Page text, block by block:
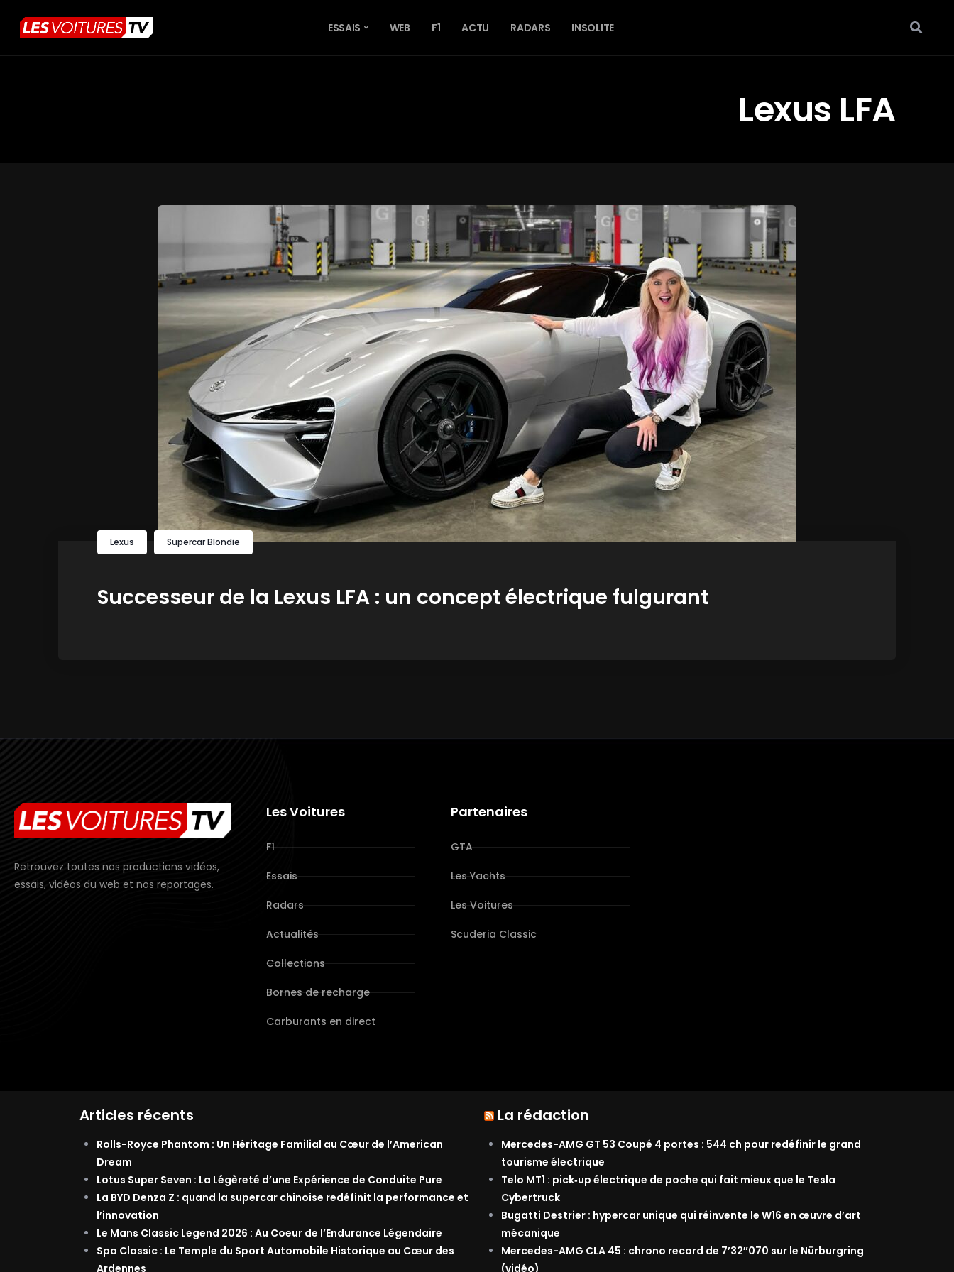
ESSAIS WEB F1 ACTU RADARS INSOLITE
Lexus LFA
Lexus Supercar Blondie
Successeur de la Lexus LFA : un concept électrique fulgurant
Retrouvez toutes nos productions vidéos,
essais, vidéos du web et nos reportages.
Les Voitures
F1
Essais
Radars
Actualités
Collections
Bornes de recharge
Carburants en direct
Partenaires
GTA
Les Yachts
Les Voitures
Scuderia Classic
Articles récents
Rolls-Royce Phantom : Un Héritage Familial au Cœur de l’American
Dream
Lotus Super Seven : La Légèreté d’une Expérience de Conduite Pure
La BYD Denza Z : quand la supercar chinoise redéfinit la performance et
l’innovation
Le Mans Classic Legend 2026 : Au Coeur de l’Endurance Légendaire
Spa Classic : Le Temple du Sport Automobile Historique au Cœur des
Ardennes
La rédaction
Mercedes-AMG GT 53 Coupé 4 portes : 544 ch pour redéfinir le grand
tourisme électrique
Telo MT1 : pick‑up électrique de poche qui fait mieux que le Tesla
Cybertruck
Bugatti Destrier : hypercar unique qui réinvente le W16 en œuvre d’art
mécanique
Mercedes-AMG CLA 45 : chrono record de 7’32″070 sur le Nürburgring
(vidéo)